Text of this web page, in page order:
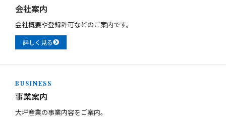
会社案内
会社概要や登録許可などのご案内です。
詳しく見る
BUSINESS
事業案内
大坪産業の事業内容をご案内。